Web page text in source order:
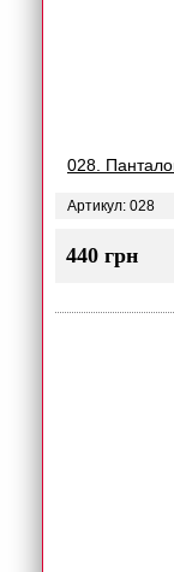
028.
Артикул: 028
440 грн